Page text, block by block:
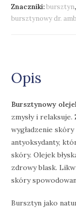
Znaczniki:bursztyn
bursztynowy dr.
Opis
Bursztynowy
zmysły i
wygładzenie skóry
antyoksydanty,
skóry. Olejek
zdrowy blask.
skóry
Bursztyn jako